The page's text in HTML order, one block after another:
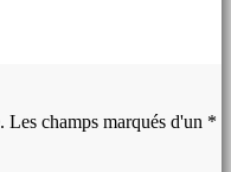
Les champs marqués d'un *